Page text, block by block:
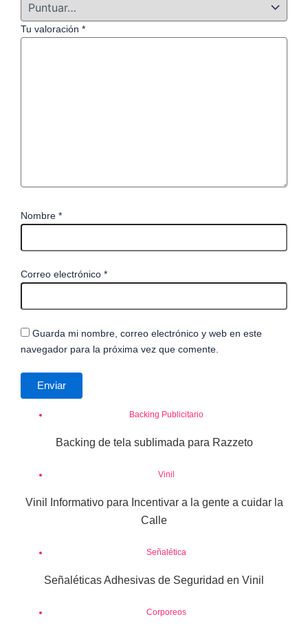
Tu valoración *
Nombre *
Correo electrónico *
Guarda mi nombre, correo electrónico y web en este
navegador para la próxima vez que comente.
Backing Publicitario
Backing de tela sublimada para Razzeto
Vinil
Vinil Informativo para Incentivar a la gente a cuidar la
Calle
Señalética
Señaléticas Adhesivas de Seguridad en Vinil
Corporeos